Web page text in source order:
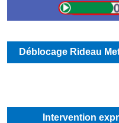
Déblocage Rideau
Intervention